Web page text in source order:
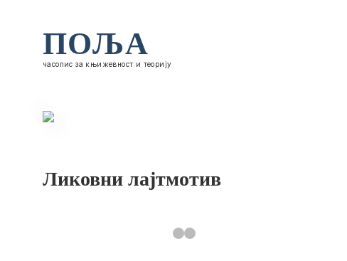
ПОЉА
часопис за књижевност и теорију
Ликовни лајтмотив